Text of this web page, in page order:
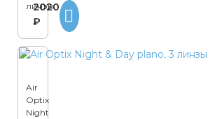
линзы
2020
₽
Air
Optix
Night